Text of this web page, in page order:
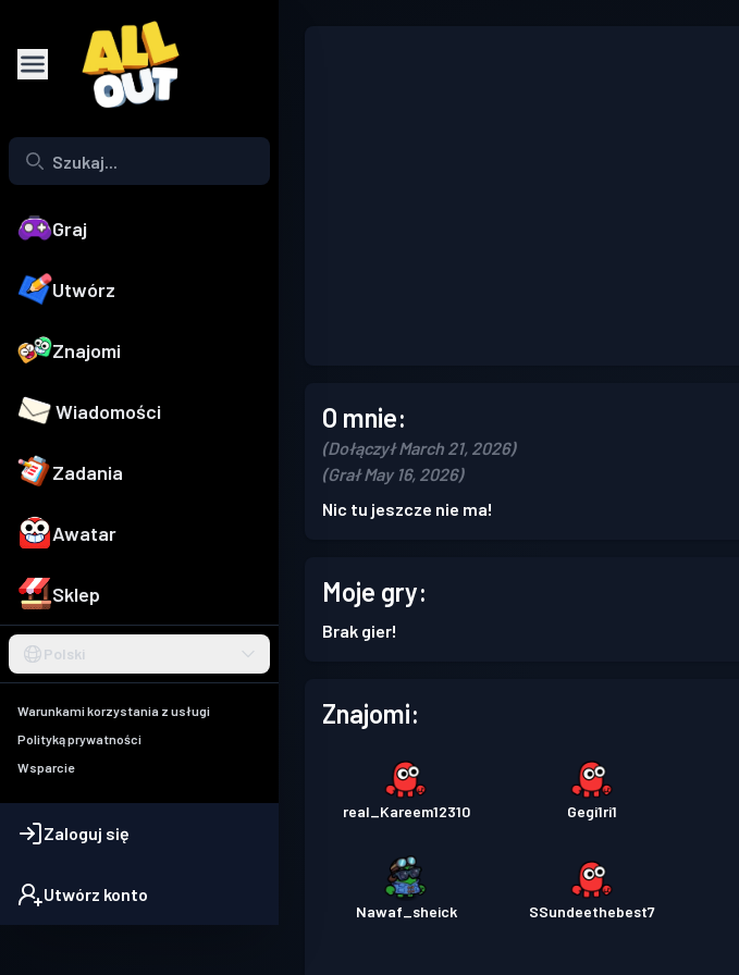
Graj
Utwórz
Znajomi
Wiadomości
Zadania
Awatar
Sklep
Polski
Warunkami korzystania z usługi
Polityką prywatności
Wsparcie
Zaloguj się
Utwórz konto
O mnie:
(Dołączył March 21, 2026)
(Grał May 16, 2026)
Nic tu jeszcze nie ma!
Moje gry:
Brak gier!
Znajomi:
real_Kareem12310 Gegi1ri1
Nawaf_sheick SSundeethebest7